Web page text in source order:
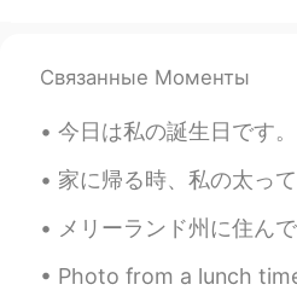
Связанные Моменты
今日は私の誕生日です。☺️ 「夢のような毎日」という句を学びました。理由がわからないけど大好きになりました。
家に帰る時、私の太ってる猫は、雨滴とか、落ち葉とか、飛んでいる鳥とか、通り過ぎる車とか、または歩いている人を
メリーランド州に住んでる友達とクリスマスをお祝いしました。友達と私の写真を撮りながら、、彼女の息子さんも写真に
Photo from a lunch time 😁 although the weather looks